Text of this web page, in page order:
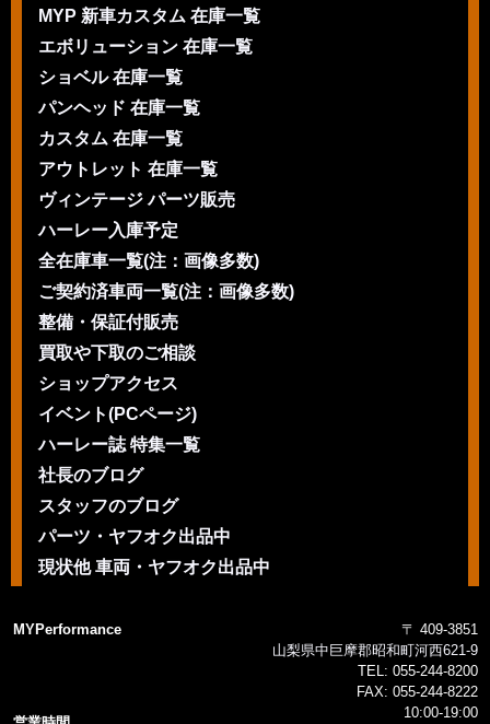
MYP 新車カスタム 在庫一覧
エボリューション 在庫一覧
ショベル 在庫一覧
パンヘッド 在庫一覧
カスタム 在庫一覧
アウトレット 在庫一覧
ヴィンテージ パーツ販売
ハーレー入庫予定
全在庫車一覧(注：画像多数)
ご契約済車両一覧(注：画像多数)
整備・保証付販売
買取や下取のご相談
ショップアクセス
イベント(PCページ)
ハーレー誌 特集一覧
社長のブログ
スタッフのブログ
パーツ・ヤフオク出品中
現状他 車両・ヤフオク出品中
MYPerformance
〒 409-3851
山梨県中巨摩郡昭和町河西621-9
TEL: 055-244-8200
FAX: 055-244-8222
10:00-19:00